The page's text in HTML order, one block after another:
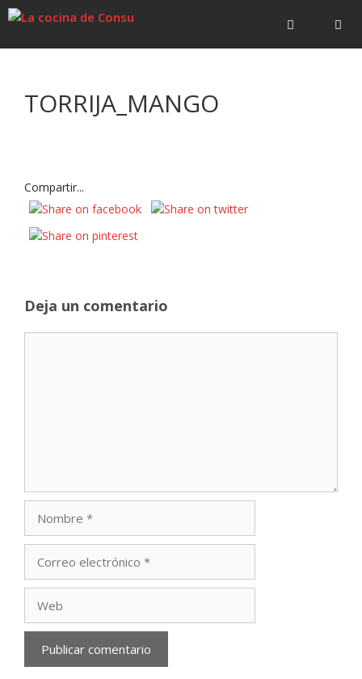
Saltar
Saltar
TORRIJA_MANGO
Compartir...
Deja un comentario
electrónico